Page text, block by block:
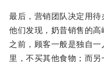
最后，营销团队决定用待
他们发现，奶昔销售的
之前，顾客一般是独自
里，不买其他食物；而